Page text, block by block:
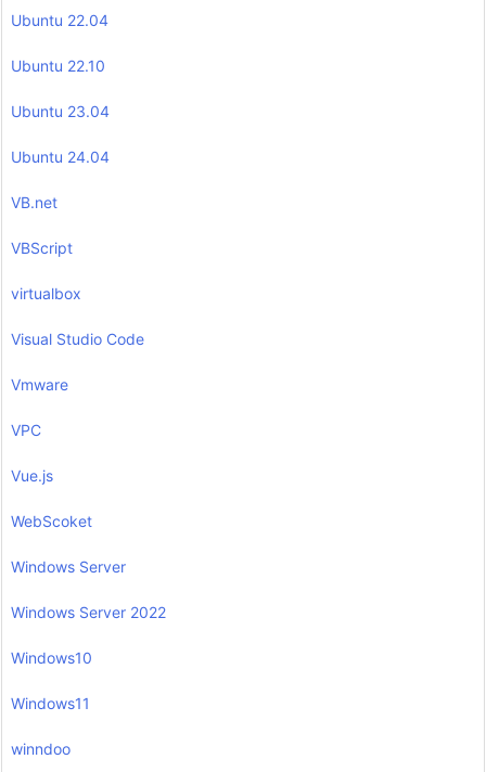
Ubuntu 22.04
Ubuntu 22.10
Ubuntu 23.04
Ubuntu 24.04
VB.net
VBScript
virtualbox
Visual Studio Code
Vmware
VPC
Vue.js
WebScoket
Windows Server
Windows Server 2022
Windows10
Windows11
winndoo